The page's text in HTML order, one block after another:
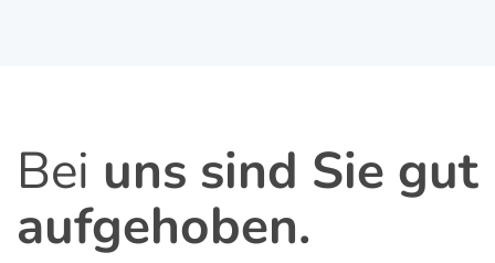
Bei uns sind Sie gut
aufgehoben.